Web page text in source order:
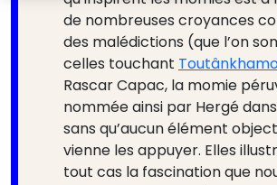
de nombreuses croyances
des malédictions (que l’on
celles touchant
Rascar Capac, la momie
nommée ainsi par Hergé
sans qu’aucun élément
vienne les appuyer. Elles
tout cas la fascination que